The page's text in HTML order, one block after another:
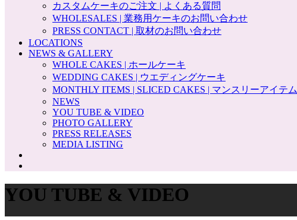
カスタムケーキのご注文 | よくある質問
WHOLESALES | 業務用ケーキのお問い合わせ
PRESS CONTACT | 取材のお問い合わせ
LOCATIONS
NEWS & GALLERY
WHOLE CAKES | ホールケーキ
WEDDING CAKES | ウエディングケーキ
MONTHLY ITEMS | SLICED CAKES | マンスリーアイテム
NEWS
YOU TUBE & VIDEO
PHOTO GALLERY
PRESS RELEASES
MEDIA LISTING
YOU TUBE & VIDEO